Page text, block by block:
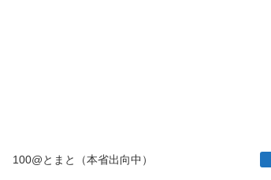
100@とまと（本省出向中）